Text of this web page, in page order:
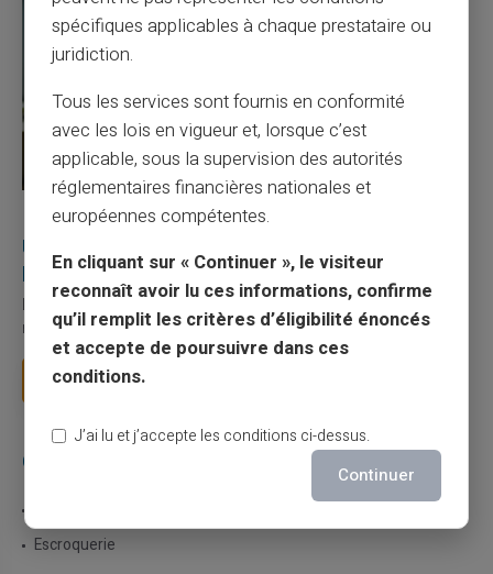
27/07/2026 Veritas Carte prépayée
Utilisation responsable du paiement mobile avec
la carte Veritas
Le paiement mobile s'est imposé dans les habitudes quotidiennes,
mais il appelle des réflexes pour é...
Lire la suite
Catégories
Escroquerie
spécifiques applicables à chaque prestataire ou
juridiction.
Tous les services sont fournis en conformité
avec les lois en vigueur et, lorsque c’est
applicable, sous la supervision des autorités
réglementaires financières nationales et
européennes compétentes.
En cliquant sur « Continuer », le visiteur
reconnaît avoir lu ces informations, confirme
qu’il remplit les critères d’éligibilité énoncés
et accepte de poursuivre dans ces
conditions.
J’ai lu et j’accepte les conditions ci-dessus.
Continuer